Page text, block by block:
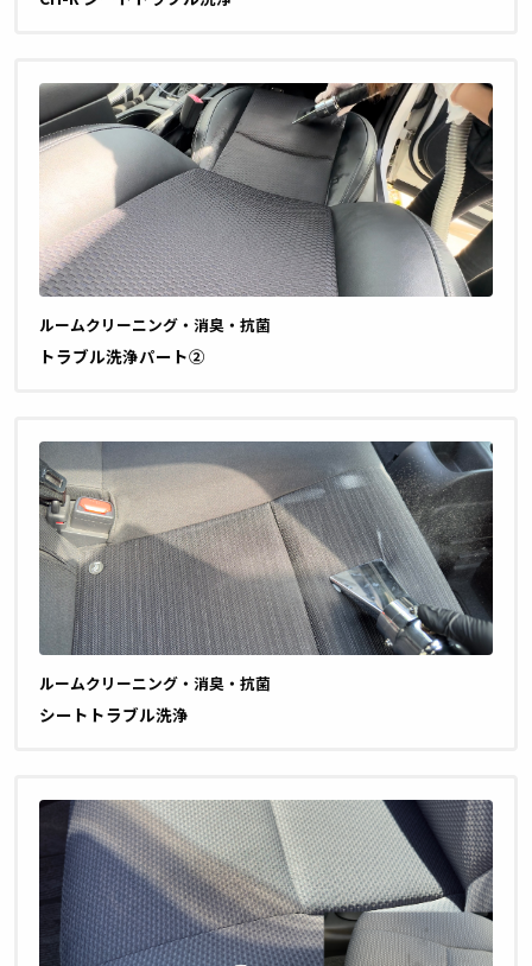
ルームクリーニング・消臭・抗菌
トラブル洗浄パート②
ルームクリーニング・消臭・抗菌
シートトラブル洗浄